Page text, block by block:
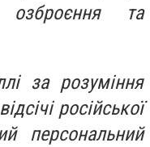
озброєння та
за розуміння
російської
персональний